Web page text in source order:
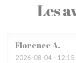
Les
FlorenceA
2026-08-04 - 12:15